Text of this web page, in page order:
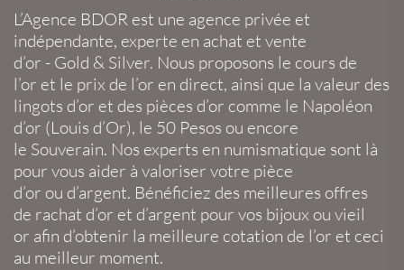
L’Agence BDOR est une agence privée et
indépendante, experte en achat et vente
d’or - Gold & Silver. Nous proposons le cours de
l’or et le prix de l’or en direct, ainsi que la valeur des
lingots d’or et des pièces d’or comme le Napoléon
d’or (Louis d’Or), le 50 Pesos ou encore
le Souverain. Nos experts en numismatique sont là
pour vous aider à valoriser votre pièce
d’or ou d’argent. Bénéficiez des meilleures offres
de rachat d’or et d’argent pour vos bijoux ou vieil
or afin d’obtenir la meilleure cotation de l’or et ceci
au meilleur moment.